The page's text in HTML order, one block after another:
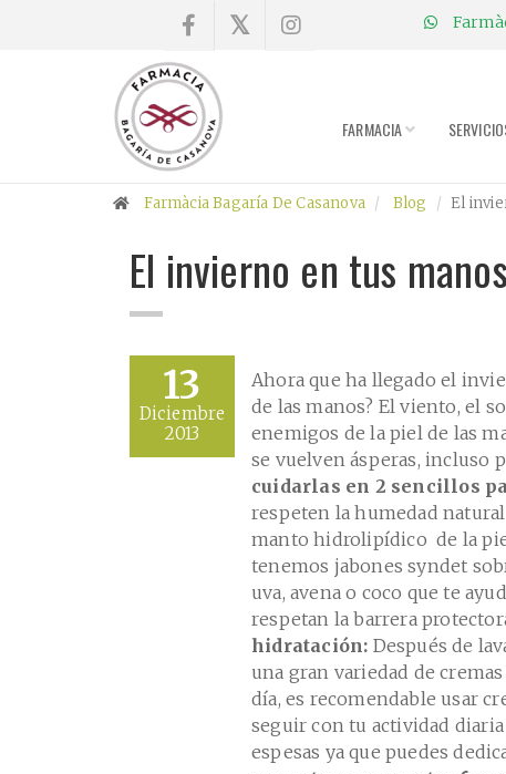
FARMACIA
Compra
Farmacia
Promociones
fórmulas
Farmàcia Bagaría De Casanova Blog El
El invierno en tus manos
13
Diciembre
2013
Ahora que ha llegado el
de las manos? El viento, el
enemigos de la piel de las
se vuelven ásperas, incluso
cuidarlas en 2 sencillos
respeten la humedad
manto hidrolipídico de la
tenemos jabones syndet
uva, avena o coco que te
respetan la barrera
hidratación: Después de
una gran variedad de
día, es recomendable usar
seguir con tu actividad
espesas ya que puedes